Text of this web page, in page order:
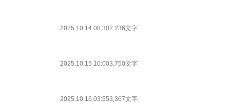
2025.10.14 08:302,236文字
2025.10.15 10:003,750文字
2025.10.16 03:553,367文字